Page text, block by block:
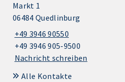
Markt 1
06484 Quedlinburg
+49 3946 90550
+49 3946 905-9500
Nachricht schreiben
Alle Kontakte